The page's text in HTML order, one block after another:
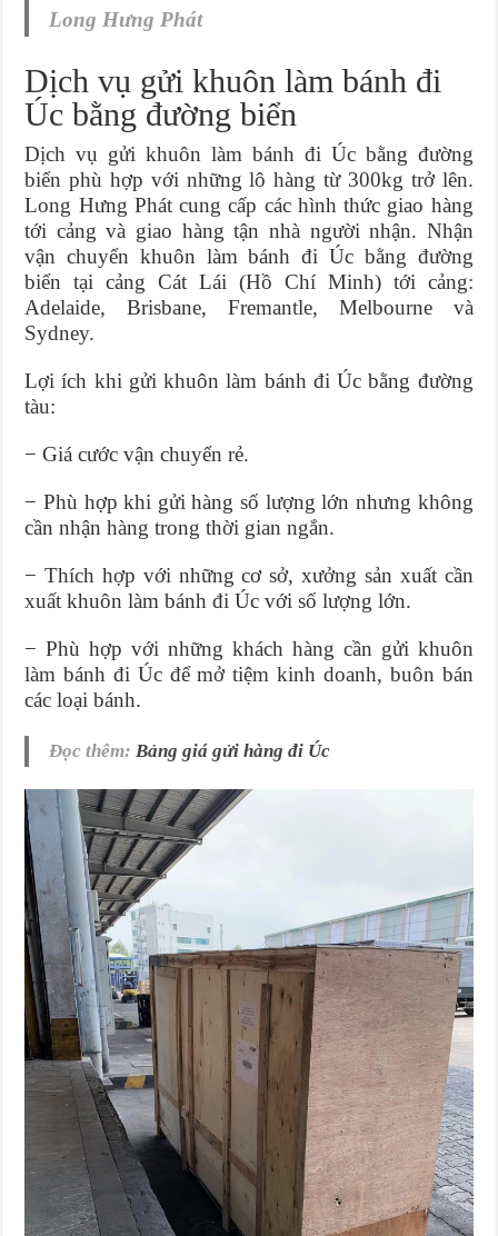
Long Hưng Phát
Dịch vụ gửi khuôn làm bánh đi
Úc bằng đường biển
Dịch vụ gửi khuôn làm bánh đi Úc bằng đường
biển phù hợp với những lô hàng từ 300kg trở lên.
Long Hưng Phát cung cấp cáchình thức giao hàng
tới cảng và giao hàng tận nhà người nhận. Nhận
vận chuyển khuôn làm bánh đi Úc bằng đường
biển tại cảng Cát Lái (Hồ Chí Minh) tới cảng:
Adelaide, Brisbane, Fremantle, Melbourne và
Sydney.
Lợi ích khi gửi khuôn làm bánh đi Úc bằng đường
tàu:
− Giá cước vận chuyển rẻ.
− Phù hợp khi gửi hàng số lượng lớn nhưng không
cần nhận hàng trong thời gian ngắn.
− Thích hợp với những cơ sở, xưởng sản xuất cần
xuất khuôn làm bánh đi Úc với số lượng lớn.
− Phù hợp với những khách hàng cần gửi khuôn
làm bánh đi Úc để mở tiệm kinh doanh, buôn bán
các loại bánh.
Đọc thêm: Bảng giá gửi hàng đi Úc